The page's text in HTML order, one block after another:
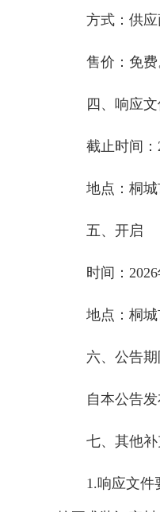
方式：供
售价：免费
四、响应
截止时间：
地点： 桐
五、开启
时间： 2026
地点： 桐
六、公告期
自本公告
七、 其他
1.响应文件